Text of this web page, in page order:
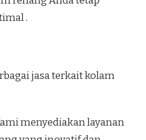
.
jasa terkait kolam
menyediakan layanan